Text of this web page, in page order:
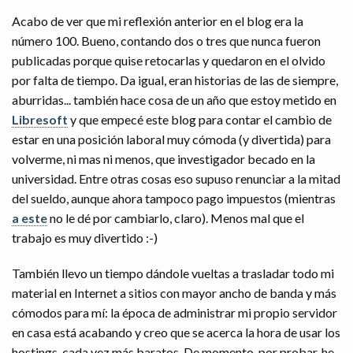
Acabo de ver que mi reflexión anterior en el blog era la
número 100. Bueno, contando dos o tres que nunca fueron
publicadas porque quise retocarlas y quedaron en el olvido
por falta de tiempo. Da igual, eran historias de las de siempre,
aburridas... también hace cosa de un año que estoy metido en
Libresoft y que empecé este blog para contar el cambio de
estar en una posición laboral muy cómoda (y divertida) para
volverme, ni mas ni menos, que investigador becado en la
universidad. Entre otras cosas eso supuso renunciar a la mitad
del sueldo, aunque ahora tampoco pago impuestos (mientras
a esteno le dé por cambiarlo, claro). Menos mal que el
trabajo es muy divertido :-)
También llevo un tiempo dándole vueltas a trasladar todo mi
material en Internet a sitios con mayor ancho de banda y más
cómodos para mí: la época de administrar mi propio servidor
en casa está acabando y creo que se acerca la hora de usar los